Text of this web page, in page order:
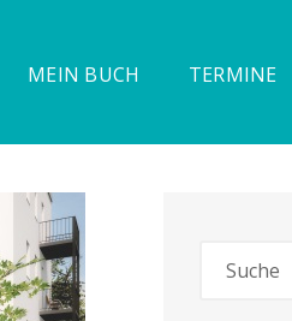
MEIN BUCH TERMINE